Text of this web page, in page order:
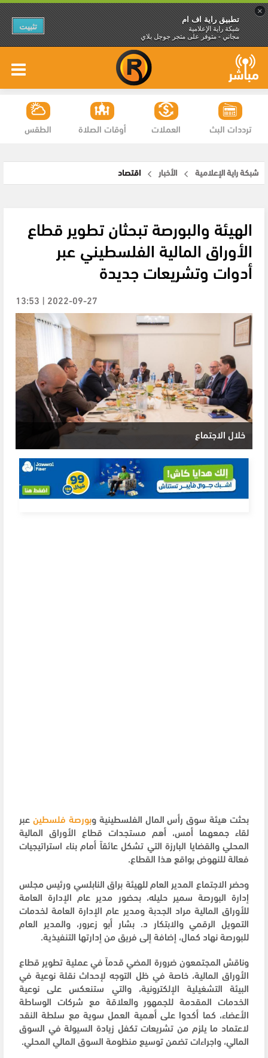
×
تطبيق راية اف ام
شبكة راية الإعلامية
مجاني - متوفر على متجر جوجل بلاي
تثبيت
الطقس أوقات الصلاة العملات ترددات البث
شبكة راية الإعلامية الأخبار اقتصاد
الهيئة والبورصة تبحثان تطوير قطاع
الأوراق المالية الفلسطيني عبر
أدوات وتشريعات جديدة
2022-09-27 | 13:53
خلال الاجتماع
بحثت هيئة سوق رأس المال الفلسطينية وبورصة فلسطين عبر
لقاء جمعهما أمس، أهم مستجدات قطاع الأوراق المالية
المحلي والقضايا البارزة التي تشكل عائقاً أمام بناء استراتيجيات
فعالة للنهوض بواقع هذا القطاع.
وحضر الاجتماع المدير العام للهيئة براق النابلسي ورئيس مجلس
إدارة البورصة سمير حليله، بحضور مدير عام الإدارة العامة
للأوراق المالية مراد الجدبة ومدير عام الإدارة العامة لخدمات
التمويل الرقمي والابتكار د. بشار أبو زعرور، والمدير العام
للبورصة نهاد كمال، إضافة إلى فريق من إدارتها التنفيذية.
وناقش المجتمعون ضرورة المضي قدماً في عملية تطوير قطاع
الأوراق المالية، خاصة في ظل التوجه لإحداث نقلة نوعية في
البيئة التشغيلية الإلكترونية، والتي ستنعكس على نوعية
الخدمات المقدمة للجمهور والعلاقة مع شركات الوساطة
الأعضاء، كما أكدوا على أهمية العمل سوية مع سلطة النقد
لاعتماد ما يلزم من تشريعات تكفل زيادة السيولة في السوق
المالي، واجراءات تضمن توسيع منظومة السوق المالي المحلي.